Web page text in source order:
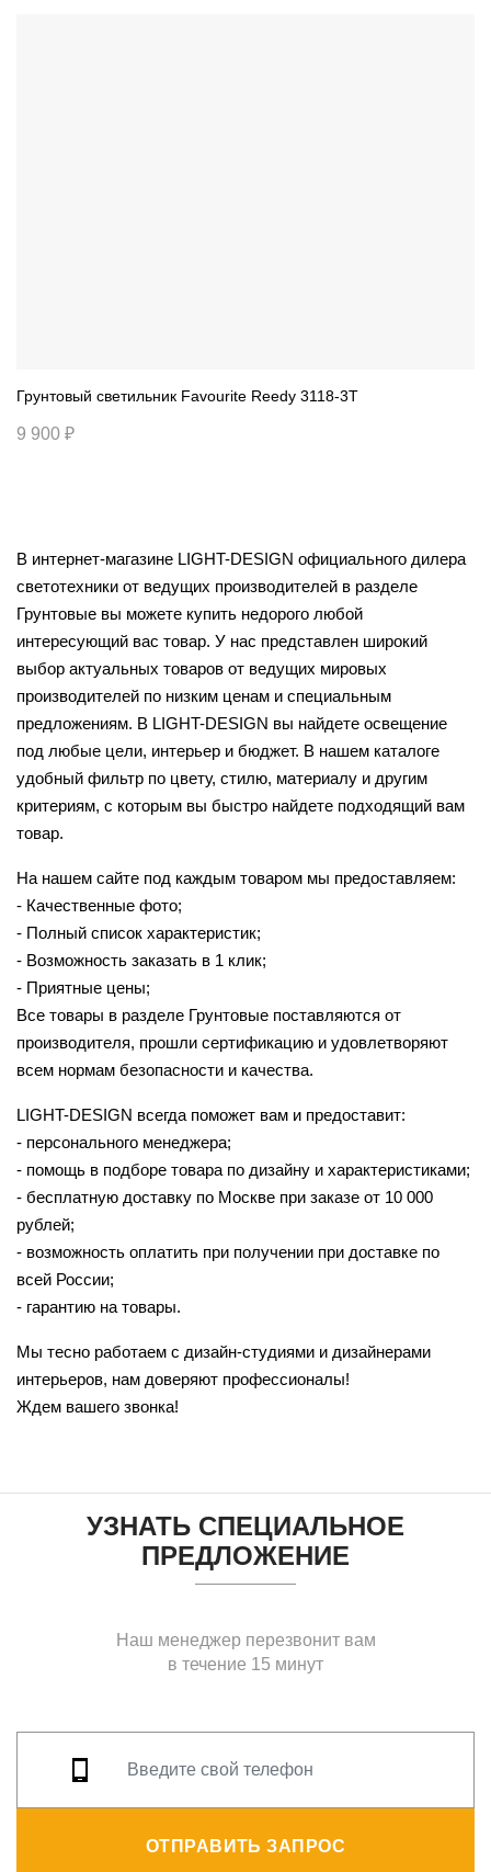
Грунтовый светильник Favourite Reedy 3118-3T
9 900 ₽
В интернет-магазине LIGHT-DESIGN официального дилера
светотехники от ведущих производителей в разделе
Грунтовые вы можете купить недорого любой
интересующий вас товар. У нас представлен широкий
выбор актуальных товаров от ведущих мировых
производителей по низким ценам и специальным
предложениям. В LIGHT-DESIGN вы найдете освещение
под любые цели, интерьер и бюджет. В нашем каталоге
удобный фильтр по цвету, стилю, материалу и другим
критериям, с которым вы быстро найдете подходящий вам
товар.
На нашем сайте под каждым товаром мы предоставляем:
- Качественные фото;
- Полный список характеристик;
- Возможность заказать в 1 клик;
- Приятные цены;
Все товары в разделе Грунтовые поставляются от
производителя, прошли сертификацию и удовлетворяют
всем нормам безопасности и качества.
LIGHT-DESIGN всегда поможет вам и предоставит:
- персонального менеджера;
- помощь в подборе товара по дизайну и характеристиками;
- бесплатную доставку по Москве при заказе от 10 000
рублей;
- возможность оплатить при получении при доставке по
всей России;
- гарантию на товары.
Мы тесно работаем с дизайн-студиями и дизайнерами
интерьеров, нам доверяют профессионалы!
Ждем вашего звонка!
УЗНАТЬ СПЕЦИАЛЬНОЕ
ПРЕДЛОЖЕНИЕ
Наш менеджер перезвонит вам
в течение 15 минут
ОТПРАВИТЬ ЗАПРОС